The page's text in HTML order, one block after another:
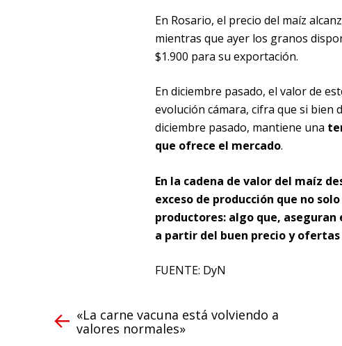
En Rosario, el precio del maíz
mientras que ayer los granos
$1.900 para su exportación.
En diciembre pasado, el valor de
evolución cámara, cifra que si bien
diciembre pasado, mantiene una
que ofrece el mercado.
En la cadena de valor del maíz
exceso de producción que no
productores: algo que,
a partir del buen precio y
FUENTE: DyN
«La carne vacuna está volviendo a
valores normales»